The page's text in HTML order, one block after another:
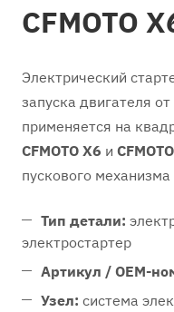
CFMOTO
Электрический
запуска двигателя
применяется на
CFMOTO X6 и
пускового
Тип детали:
электростартер
Артикул / OEM-
Узел: система